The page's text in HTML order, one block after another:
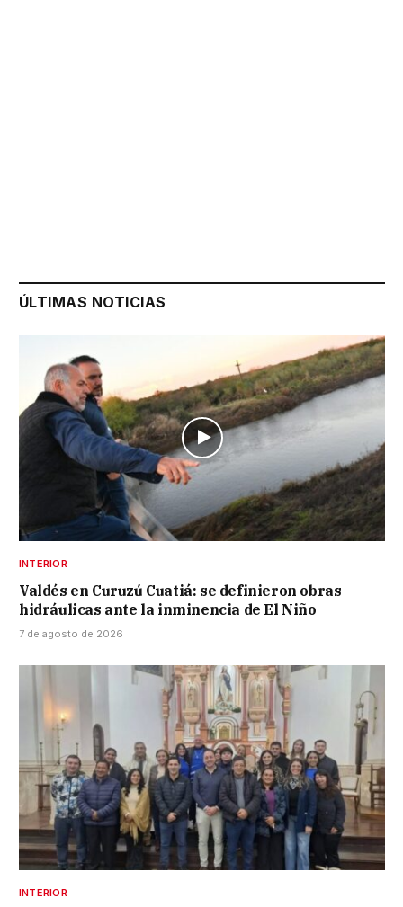
ÚLTIMAS NOTICIAS
INTERIOR
Valdés en Curuzú Cuatiá: se definieron obras
hidráulicas ante la inminencia de El Niño
7 de agosto de 2026
INTERIOR